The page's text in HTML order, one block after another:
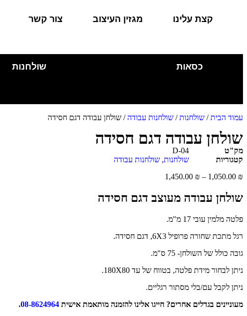
קצת עלינו מגזין העיצוב צור קשר
כסאות שולחנות
עמוד הבית/ שולחנות/ שולחנות עבודה/ שולחן עבודה דגם חסידה
שולחן עבודה דגם חסידה
מק"ט
D-04
קטגוריות
שולחנות, שולחנות עבודה
1,050.00 ₪
–
1,450.00 ₪
שולחן עבודה מעוצב דגם חסידה
פלטה מלמין עובי 17 מ"מ.
רגל מתכת שחורה פרופיל 6X3, דגם חסידה.
גובה כולל של השולחן- 75 ס"מ.
ניתן לבחור מידת פלטה, בטווח של עד 180X80.
ניתן לקבל עם/בלי מסתור רגליים.
מעוניינים בגדלים אחרים? חייגו אלינו להזמנה מותאמת אישית 08-8624964
.